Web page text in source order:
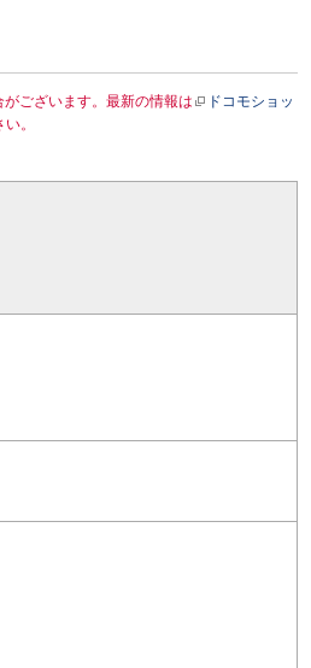
ございます。最新の情報は
ドコモショッ
。